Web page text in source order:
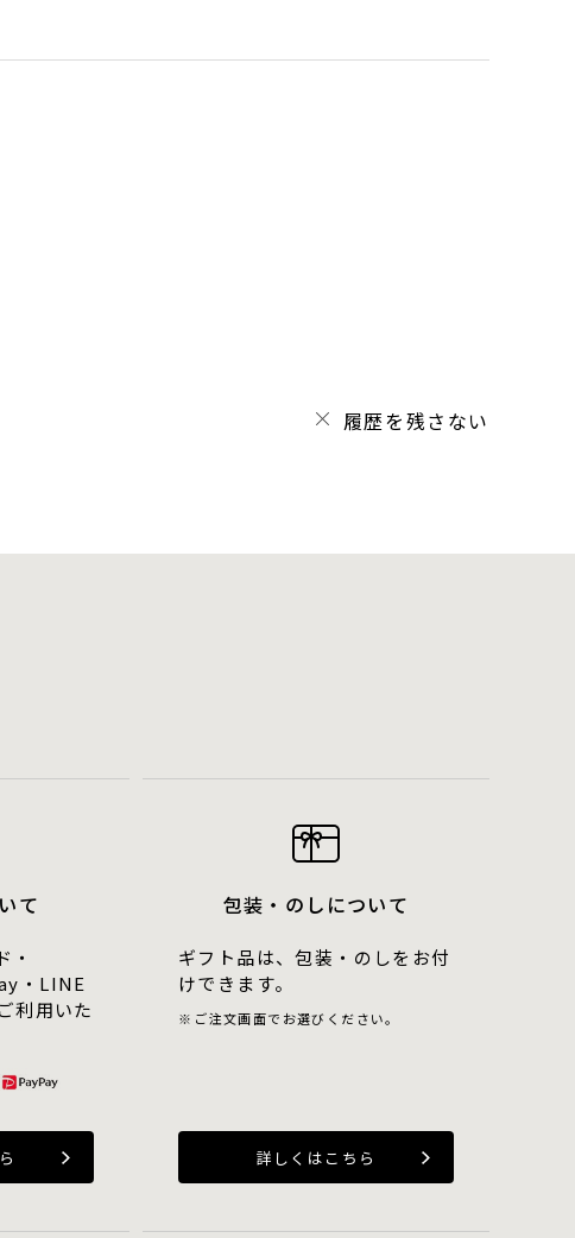
履歴を残さない
て
・
・LINE
利用いた
包装・のしについて
ギフト品は、包装・のしをお付
けできます。
ご注文画面でお選びください。
詳しくはこちら